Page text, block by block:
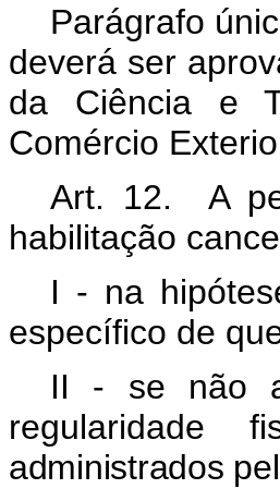
Parágrafo
deverá ser
da Ciência e
Comércio
Art. 12. A
habilitação
I - na
específico de
II - se não
regularidade
administrados